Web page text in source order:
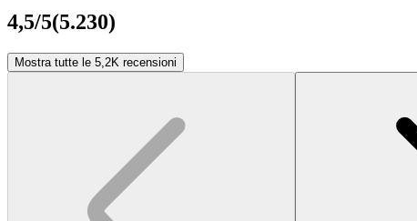
4,5/5(5.230)
Mostra tutte le 5,2K recensioni